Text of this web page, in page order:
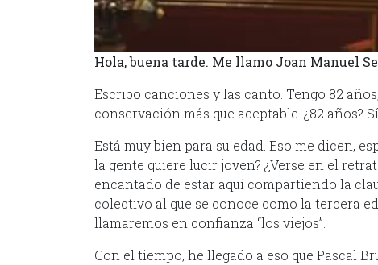
Hola, buena tarde. Me llamo Joan Manuel
Escribo canciones y las canto. Tengo 82
conservación más que aceptable. ¿82 años?
Está muy bien para su edad. Eso me dicen,
la gente quiere lucir joven? ¿Verse en el
encantado de estar aquí compartiendo la
colectivo al que se conoce como la tercera
llamaremos en confianza “los viejos”.
Con el tiempo, he llegado a eso que Pascal